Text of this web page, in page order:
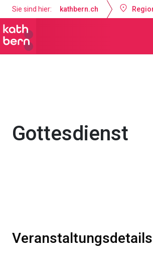
Sie sind hier: kathbern.ch
Gottesdienst
Veranstaltungsdetails